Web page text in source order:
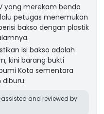
yang merekam benda
petugas menemukan
bakso dengan plastik
isi bakso adalah
kini barang bukti
Kota sementara
and reviewed by